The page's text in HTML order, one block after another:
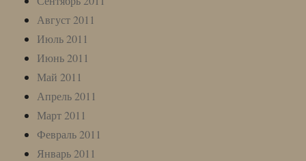
Август 2011
Июль 2011
Июнь 2011
Май 2011
Апрель 2011
Март 2011
Февраль 2011
Январь 2011